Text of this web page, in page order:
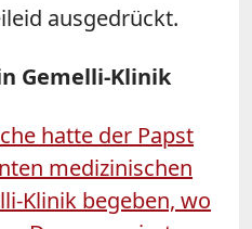
ausgedrückt.
Gemelli-Klinik
hatte der Papst
medizinischen
Klinik begeben, wo